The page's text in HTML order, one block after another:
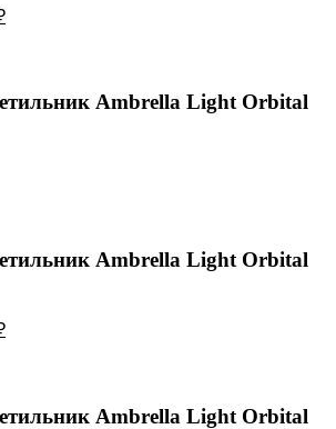
Текущая
Ambrella Light Orbital
Ambrella Light Orbital
Текущая
Ambrella Light Orbital